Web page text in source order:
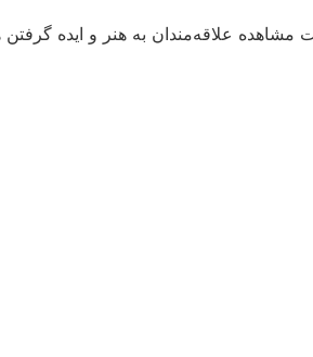
علاقه‌مندان به هنر و ایده